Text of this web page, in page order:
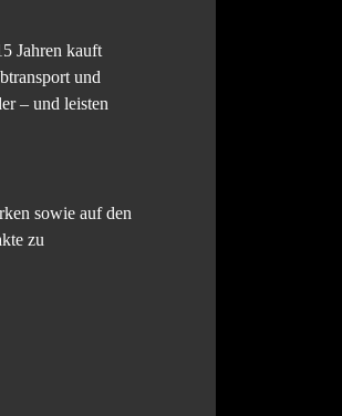
Jahren kauft
und
– und leisten
sowie auf den
zu